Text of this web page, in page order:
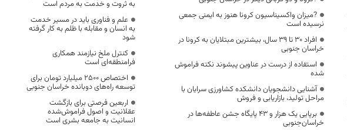
?میزان واکسیناسیون کرونا هنوز به ایمنی جمعی
نرسیده است
افراد ۳۰ تا ۳۹ سال، بیشترین مبتلایان به کرونا در
خراسان جنوبی
استفاده از درست در عناوین پیشوند نکته فراموش
شده
آشنایی دانشجویان دانشکده کشاورزی سرایان با
مراحل تولید، بازاریابی و فروش
برپایی یک هزار و ۴۳ پایگاه‌ جشن عاطفه‌ها در
خراسان‌جنوبی
به ثروت و خدمت به مردم است
علم و فناوری باید در مسیر خدمت
به انسان و مقابله با ظلم به کار گرفته
شود
کنترل ملخ نیازمند همکاری
فرامنطقه‌ای است
اختصاص 2500 میلیارد تومان برای
توسعه راه‌های دوبانده خراسان جنوبی
اربعین فرصتی برای بازگشت
عقلانیت و اصول فراموش‌شده
انسانیت به جامعه بشری است